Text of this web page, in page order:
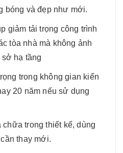
bóng và đẹp như mới.
giảm tải trọng công trình
tòa nhà mà không ảnh
hạ tầng
trong không gian kiến
20 năm nếu sử dụng
trong thiết kế, dùng
thay mới.